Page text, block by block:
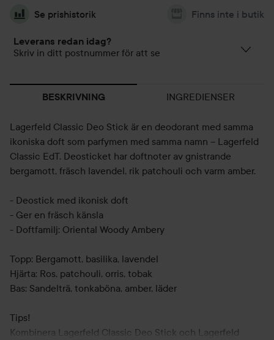
Se prishistorik Finns inte i butik
Leverans redan idag?
Skriv in ditt postnummer för att se
BESKRIVNING INGREDIENSER
Lagerfeld Classic Deo Stick är en deodorant med samma
ikoniska doft som parfymen med samma namn – Lagerfeld
Classic EdT. Deosticket har doftnoter av gnistrande
bergamott, fräsch lavendel, rik patchouli och varm amber.
- Deostick med ikonisk doft
- Ger en fräsch känsla
- Doftfamilj: Oriental Woody Ambery
Topp: Bergamott, basilika, lavendel
Hjärta: Ros, patchouli, orris, tobak
Bas: Sandelträ, tonkaböna, amber, läder
Tips!
Kombinera Lagerfeld Classic Deo Stick och Lagerfeld